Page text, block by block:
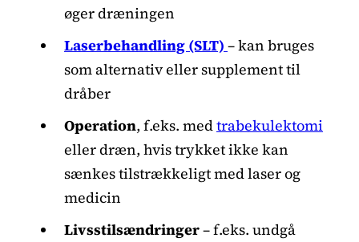
øger dræningen
Laserbehandling (SLT) – kan bruges
som alternativ eller supplement til
dråber
Operation, f.eks. medtrabekulektomi
eller dræn, hvis trykket ikke kan
sænkes tilstrækkeligt med laser og
medicin
Livsstilsændringer– f.eks. undgå